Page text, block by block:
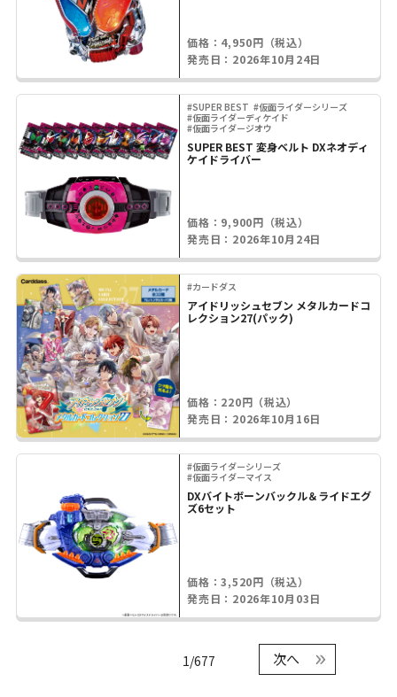
価格：4,950円（税込）
発売日：2026年10月24日
#SUPER BEST #仮面ライダーシリーズ
#仮面ライダーディケイド
#仮面ライダージオウ
SUPER BEST 変身ベルト DXネオディ
ケイドライバー
価格：9,900円（税込）
発売日：2026年10月24日
#カードダス
アイドリッシュセブン メタルカードコ
レクション27(パック)
価格：220円（税込）
発売日：2026年10月16日
#仮面ライダーシリーズ
#仮面ライダーマイス
DXバイトボーンバックル＆ライドエグ
ズ6セット
価格：3,520円（税込）
発売日：2026年10月03日
1/677 次へ